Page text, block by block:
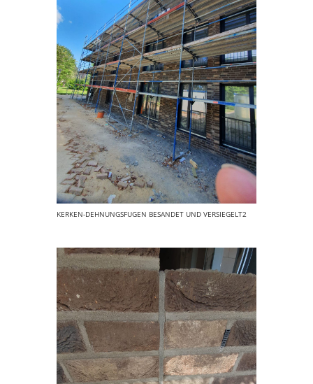
KERKEN-DEHNUNGSFUGEN BESANDET UND VERSIEGELT2